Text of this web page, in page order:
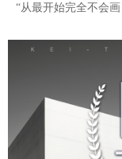
“从最开始完全不会